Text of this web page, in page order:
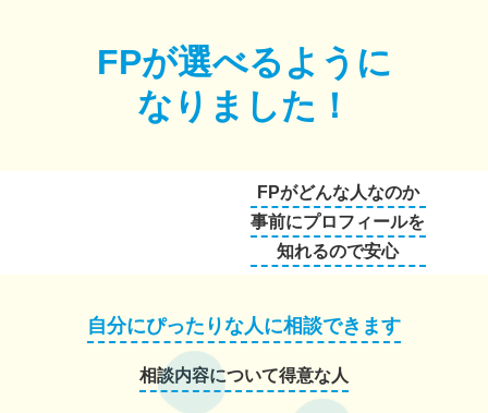
FPが選べるように
なりました！
FPがどんな人なのか
事前にプロフィールを
知れるので安心
自分にぴったりな人に相談できます
相談内容について得意な人